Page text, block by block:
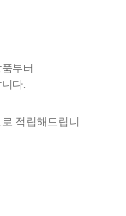
부터
다.
적립해드립니